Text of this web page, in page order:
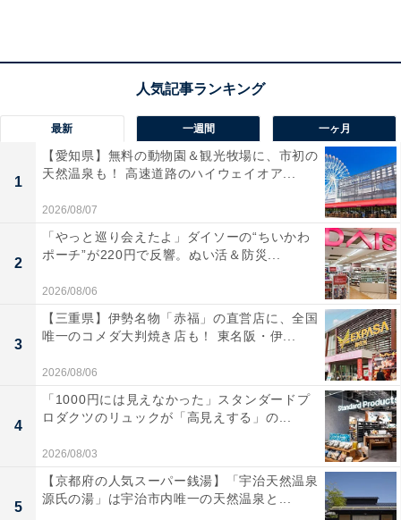
宿泊者からは「お料理もとっても美味しく、個室での夕
食でゆっくりお食事をいただくことができました」「立
地よし眺めよし部屋も広々本当にきれいで料理も満腹す
ぎる量で美味しかったです」という声があがっていま
す。旅のスタイルに合わせて客室を選びたい人や、新鮮
な魚介と温泉を楽しみたい人におすすめの宿です。
【沢渡温泉の人気ホテル】「沢渡温泉 宮田屋
旅館」は源泉100％の温泉とあたたかい山里
料理が魅力
※掲載されている情報は記事公開時のものです。あらか
じめご了承ください。また、記事中の宿泊プランを予約
すると、売上の一部がオールアバウトに還元されること
があります。
All About ニュース 旅行
最新 一週間 一ヶ月
1
【愛知県】無料の動物園＆観光牧場に、市初の
天然温泉も！ 高速道路のハイウェイオア...
2026/08/07
2
「やっと巡り会えたよ」ダイソーの“ちいかわ
ポーチ”が220円で反響。ぬい活＆防災...
2026/08/06
3
【三重県】伊勢名物「赤福」の直営店に、全国
唯一のコメダ大判焼き店も！ 東名阪・伊...
2026/08/06
4
「1000円には見えなかった」スタンダードプ
ロダクツのリュックが「高見えする」の...
2026/08/03
5
【京都府の人気スーパー銭湯】「宇治天然温泉
源氏の湯」は宇治市内唯一の天然温泉と...